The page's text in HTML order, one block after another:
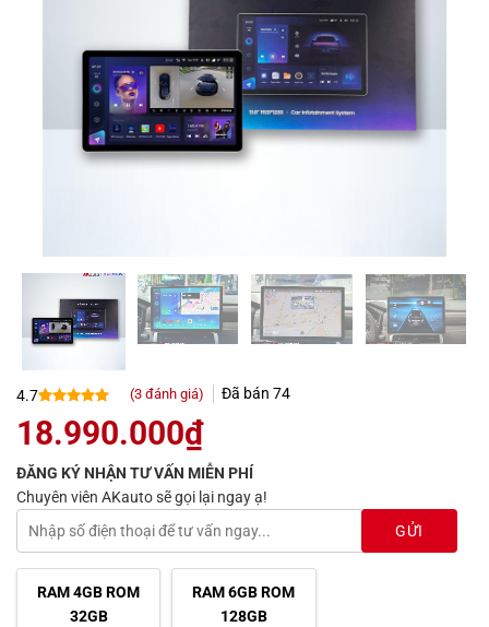
4.7
4.7
trên 5
dựa trên
3
(3đánh giá) Đã bán 74
18.990.000₫
ĐĂNG KÝ NHẬN TƯ VẤN MIỄN PHÍ
Chuyên viên AKauto sẽ gọi lại ngay ạ!
RAM 4GB ROM
32GB
RAM 6GB ROM
128GB